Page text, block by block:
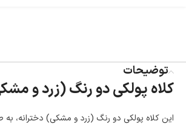
توضیحات
کلاه پولکی دو رنگ (زرد و
این کلاه پولکی دو رنگ (زرد و مشکی) دخترانه،